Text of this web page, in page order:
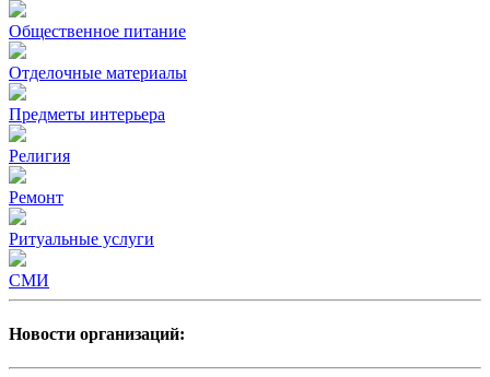
Общественное питание
Отделочные материалы
Предметы интерьера
Религия
Ремонт
Ритуальные услуги
СМИ
Новости организаций: